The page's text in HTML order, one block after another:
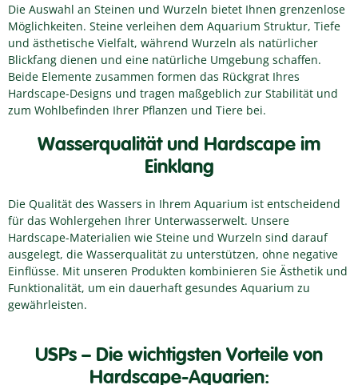
Die Auswahl an Steinen und Wurzeln bietet Ihnen grenzenlose
Möglichkeiten. Steine verleihen dem Aquarium Struktur, Tiefe
und ästhetische Vielfalt, während Wurzeln als natürlicher
Blickfang dienen und eine natürliche Umgebung schaffen.
Beide Elemente zusammen formen das Rückgrat Ihres
Hardscape-Designs und tragen maßgeblich zur Stabilität und
zum Wohlbefinden Ihrer Pflanzen und Tiere bei.
Wasserqualität und Hardscape im
Einklang
Die Qualität des Wassers in Ihrem Aquarium ist entscheidend
für das Wohlergehen Ihrer Unterwasserwelt. Unsere
Hardscape-Materialien wie Steine und Wurzeln sind darauf
ausgelegt, die Wasserqualität zu unterstützen, ohne negative
Einflüsse. Mit unseren Produkten kombinieren Sie Ästhetik und
Funktionalität, um ein dauerhaft gesundes Aquarium zu
gewährleisten.
USPs – Die wichtigsten Vorteile von
Hardscape-Aquarien: